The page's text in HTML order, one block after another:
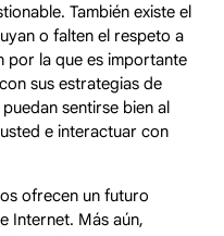
También existe el
o falten el respeto a
por la que es importante
sus estrategias de
sentirse bien al
e interactuar con
ofrecen un futuro
Internet. Más aún,